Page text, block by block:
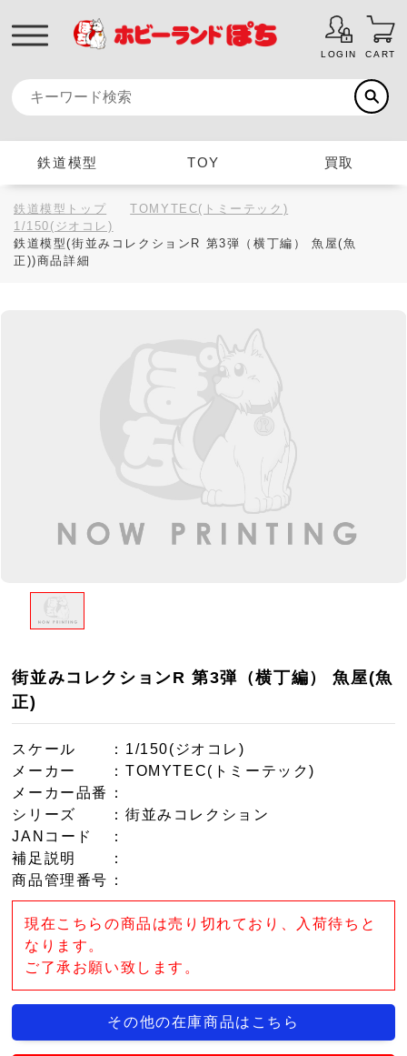
LOGIN CART
鉄道模型 TOY 買取
鉄道模型トップ
TOMYTEC(トミーテック)
1/150(ジオコレ)
鉄道模型(街並みコレクションR 第3弾（横丁編） 魚屋(魚
正))商品詳細
街並みコレクションR 第3弾（横丁編） 魚屋(魚
正)
スケール
：1/150(ジオコレ)
メーカー
：TOMYTEC(トミーテック)
メーカー品番
：
シリーズ
：街並みコレクション
JANコード
：
補足説明
：
商品管理番号 ：
現在こちらの商品は売り切れており、入荷待ちと
なります。
ご了承お願い致します。
その他の在庫商品はこちら